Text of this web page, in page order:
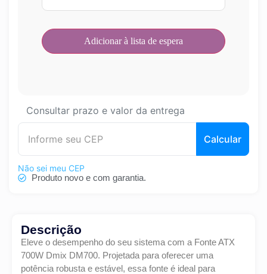
Consultar prazo e valor da entrega
Calcular
Não sei meu CEP
Produto novo e com garantia.
Descrição
Eleve o desempenho do seu sistema com a Fonte ATX
700W Dmix DM700. Projetada para oferecer uma
potência robusta e estável, essa fonte é ideal para